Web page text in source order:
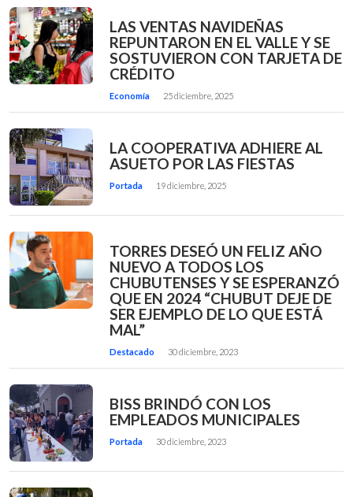
LAS VENTAS NAVIDEÑAS
REPUNTARON EN EL VALLE Y SE
SOSTUVIERON CON TARJETA DE
CRÉDITO
Economía 25 diciembre, 2025
LA COOPERATIVA ADHIERE AL
ASUETO POR LAS FIESTAS
Portada 19 diciembre, 2025
TORRES DESEÓ UN FELIZ AÑO
NUEVO A TODOS LOS
CHUBUTENSES Y SE ESPERANZÓ
QUE EN 2024 “CHUBUT DEJE DE
SER EJEMPLO DE LO QUE ESTÁ
MAL”
Destacado 30 diciembre, 2023
BISS BRINDÓ CON LOS
EMPLEADOS MUNICIPALES
Portada 30 diciembre, 2023